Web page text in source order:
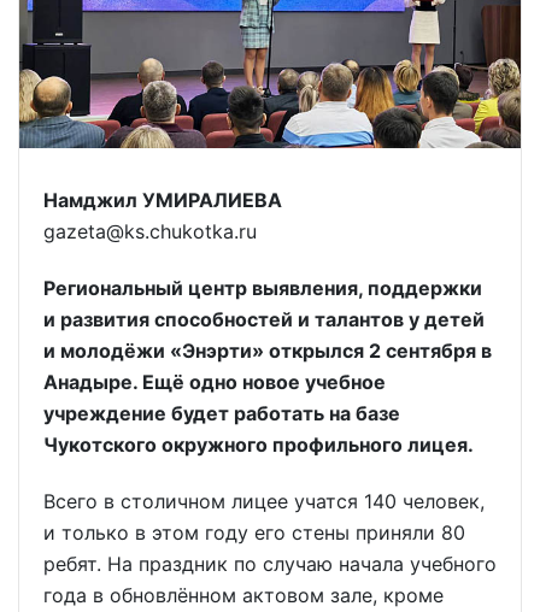
Намджил УМИРАЛИЕВА
gazeta@ks.chukotka.ru
Региональный центр выявления, поддержки
и развития способностей и талантов у детей
и молодёжи «Энэрти» открылся 2 сентября в
Анадыре. Ещё одно новое учебное
учреждение будет работать на базе
Чукотского окружного профильного лицея.
Всего в столичном лицее учатся 140 человек,
и только в этом году его стены приняли 80
ребят. На праздник по случаю начала учебного
года в обновлённом актовом зале, кроме